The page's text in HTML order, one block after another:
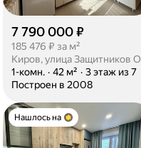
7 790 000 ₽
185 476 ₽ за м²
Киров, улица Защитников
1-комн. · 42 м² · 3 этаж из 7
Построен в 2008
Нашлось на